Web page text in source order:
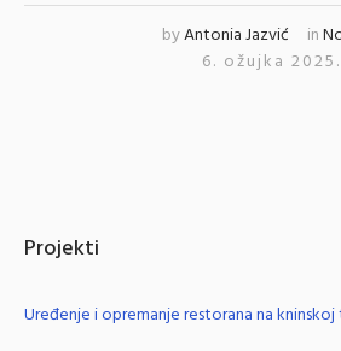
byAntonia Jazvić in
6. ožujka 2025.
Projekti
Uređenje i opremanje restorana na